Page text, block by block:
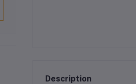
Description